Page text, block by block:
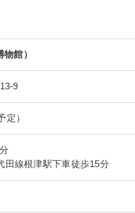
館）
9
定）
田線根津駅下車徒歩15分